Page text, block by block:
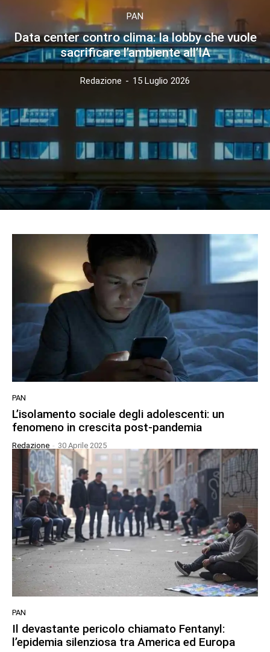
PAN
Data center contro clima: la lobby che vuole
sacrificare l’ambiente all’IA
Redazione - 15 Luglio 2026
PAN
L’isolamento sociale degli adolescenti: un
fenomeno in crescita post-pandemia
Redazione - 30 Aprile 2025
PAN
Il devastante pericolo chiamato Fentanyl:
l’epidemia silenziosa tra America ed Europa